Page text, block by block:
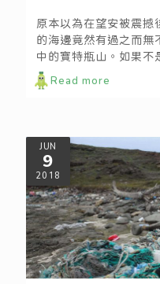
原本以為在望安被震撼
的海邊竟然有過之而
中的寶特瓶山。如果不
以為來到某個回收站，
只差沒有打開瓶蓋再壓
Read more
JUN
9
2018